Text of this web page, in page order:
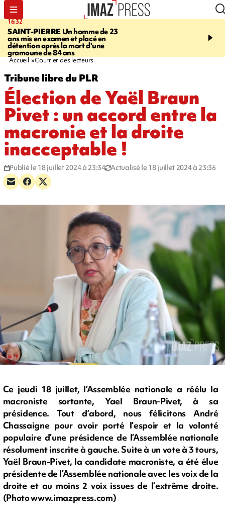
16:32
SAINT-PIERREUn homme de 23
ans mis en examen et placé en
détention après la mort d'une
gramoune de 84 ans
21:08
et Turquie scellent un
Accueil Courrier des lecteurs
Tribune libre du PLR
Élection de Yaël Braun
Pivet : un accord entre la
macronie et la droite
inacceptable !
Publié le 18 juillet 2024 à 23:34 Actualisé le 18 juillet 2024 à 23:36
Ce jeudi 18 juillet, l’Assemblée nationale a réélu la
macroniste sortante, Yael Braun-Pivet, à sa
présidence. Tout d’abord, nous félicitons André
Chassaigne pour avoir porté l’espoir et la volonté
populaire d’une présidence de l’Assemblée nationale
résolument inscrite à gauche. Suite à un vote à 3 tours,
Yaël Braun-Pivet, la candidate macroniste, a été élue
présidente de l’Assemblée nationale avec les voix de la
droite et au moins 2 voix issues de l’extrême droite.
(Photo www.imazpress.com)